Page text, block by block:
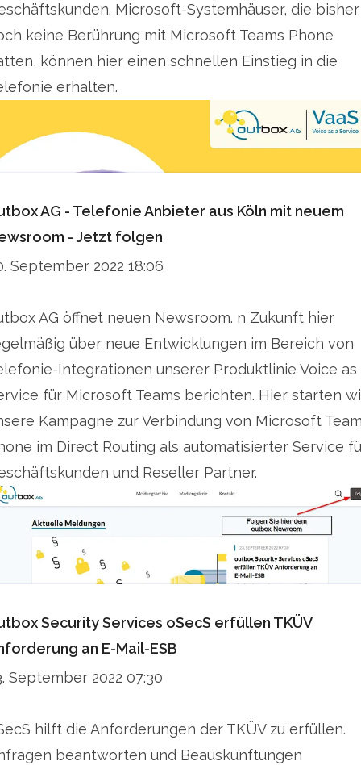
Microsoft-Systemhäuser, die bisher
keine Berührung mit Microsoft Teams Phone
können hier einen schnellen Einstieg in die
erhalten.
AG - Telefonie Anbieter aus Köln mit neuem
- Jetzt folgen
September 2022 18:06
AG öffnet neuen Newsroom. n Zukunft hier
über neue Entwicklungen im Bereich von
Integrationen unserer Produktlinie Voice as
für Microsoft Teams berichten. Hier starten
Kampagne zur Verbindung von Microsoft
im Direct Routing als automatisierter Service
und Reseller Partner.
Security Services oSecS erfüllen TKÜV
an E-Mail-ESB
September 2022 07:30
hilft die Anforderungen der TKÜV zu erfüllen.
beantworten und Beauskunftungen